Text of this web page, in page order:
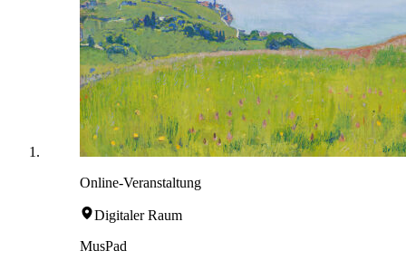
Online-Veranstaltung
Digitaler Raum
MusPad